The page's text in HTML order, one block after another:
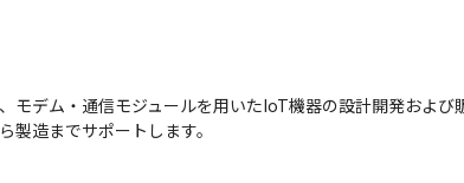
モデム・通信モジュールを用いたIoT機器の設計開発およ
製造までサポートします。